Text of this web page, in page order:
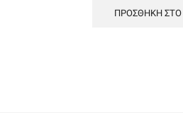
ΠΡΟΣΘΉΚΗ ΣΤΟ